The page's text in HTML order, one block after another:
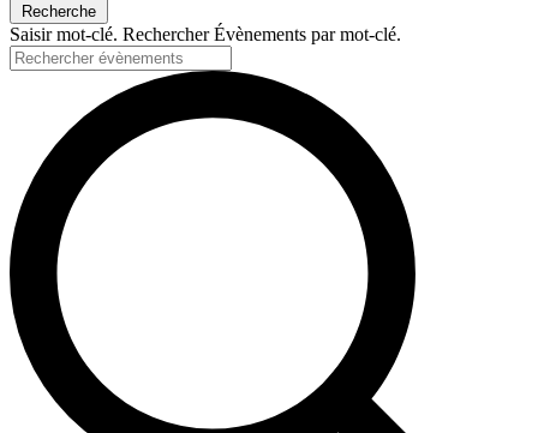
Recherche
Saisir mot-clé. Rechercher Évènements par mot-clé.